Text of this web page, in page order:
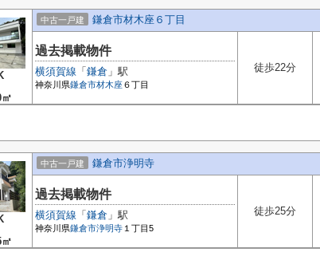
中古一戸建 鎌倉市材木座６丁目
過去掲載物件
横須賀線 「 鎌倉 」駅
神奈川県鎌倉市材木座６丁目
徒歩22分
中古一戸建 鎌倉市浄明寺
過去掲載物件
横須賀線 「 鎌倉 」駅
神奈川県鎌倉市浄明寺 １丁目5
徒歩25分